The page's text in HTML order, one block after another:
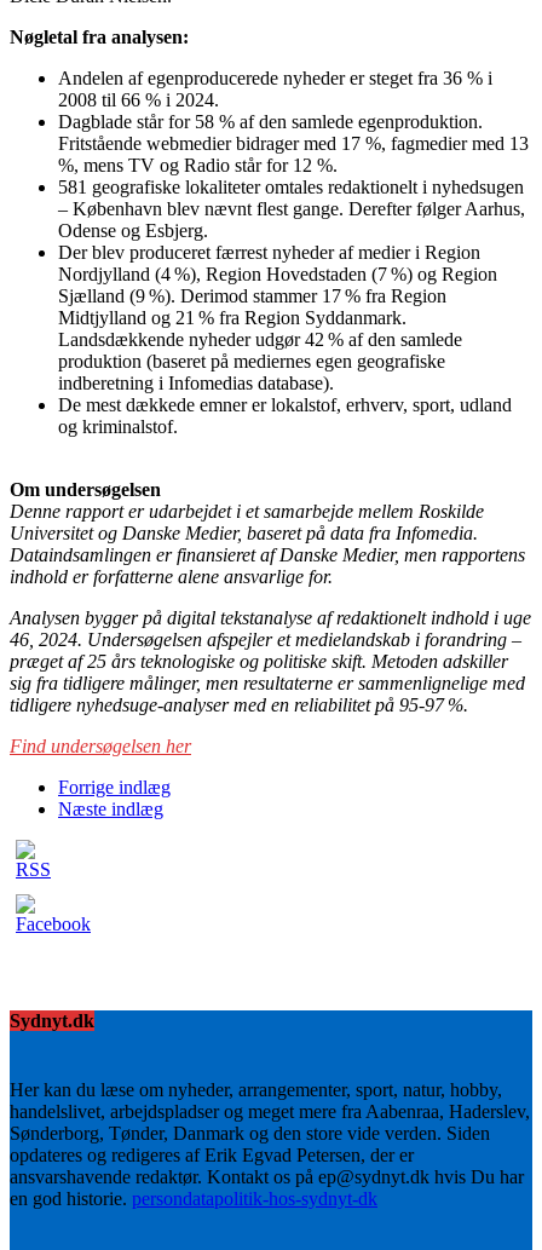
Nøgletal fra analysen:
Andelen af egenproducerede nyheder er steget fra 36 % i
2008 til 66 % i 2024.
Dagblade står for 58 % af den samlede egenproduktion.
Fritstående webmedier bidrager med 17 %, fagmedier med 13
%, mens TV og Radio står for 12 %.
581 geografiske lokaliteter omtales redaktionelt i nyhedsugen
– København blev nævnt flest gange. Derefter følger Aarhus,
Odense og Esbjerg.
Der blev produceret færrest nyheder af medier i Region
Nordjylland (4 %), Region Hovedstaden (7 %) og Region
Sjælland (9 %). Derimod stammer 17 % fra Region
Midtjylland og 21 % fra Region Syddanmark.
Landsdækkende nyheder udgør 42 % af den samlede
produktion (baseret på mediernes egen geografiske
indberetning i Infomedias database).
De mest dækkede emner er lokalstof, erhverv, sport, udland
og kriminalstof.
Om undersøgelsen
Denne rapport er udarbejdet i et samarbejde mellem Roskilde
Universitet og Danske Medier, baseret på data fra Infomedia.
Dataindsamlingen er finansieret af Danske Medier, men rapportens
indhold er forfatterne alene ansvarlige for.
Analysen bygger på digital tekstanalyse af redaktionelt indhold i uge
46, 2024. Undersøgelsen afspejler et medielandskab i forandring –
præget af 25 års teknologiske og politiske skift. Metoden adskiller
sig fra tidligere målinger, men resultaterne er sammenlignelige med
tidligere nyhedsuge-analyser med en reliabilitet på 95-97 %.
Find undersøgelsen her
Forrige indlæg
Næste indlæg
Sydnyt.dk
Her kan du læse om nyheder, arrangementer, sport, natur, hobby,
handelslivet, arbejdspladser og meget mere fra Aabenraa, Haderslev,
Sønderborg, Tønder, Danmark og den store vide verden. Siden
opdateres og redigeres af Erik Egvad Petersen, der er
ansvarshavende redaktør. Kontakt os på ep@sydnyt.dk hvis Du har
en god historie. persondatapolitik-hos-sydnyt-dk